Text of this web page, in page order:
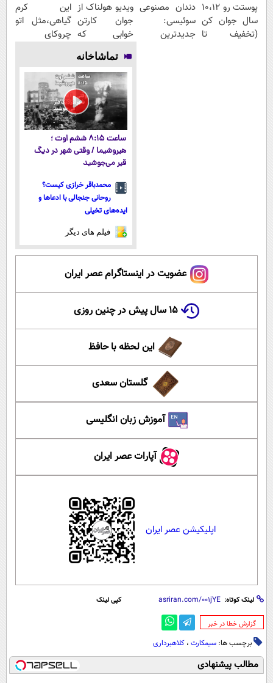
پوستت رو 10،12
سال جوان کن
(تخفیف تا
دندان مصنوعی
سوئیسی:
جدیدترین
ویدیو هولناک از
جوان کارتن
خوابی که
میلیاردر شد.
آموزش رایگان
این کرم
گیاهی،مثل اتو
چروکای
تماشاخانه
ساعت ۸:۱۵ ششم اوت ؛
هیروشیما / وقتی شهر در دیگ
قیر می‌جوشید
محمدباقر خرازی کیست؟
روحانی جنجالی با ادعاها و
ایده‌های تخیلی
فیلم های دیگر
عضویت در اینستاگرام عصر ایران
۱۵ سال پیش در چنین روزی
این لحظه با حافظ
گلستان سعدی
آموزش زبان انگلیسی
آپارات عصر ایران
اپلیکیشن عصر ایران
لینک کوتاه: کپی لینک
‌گزارش خطا در خبر
برچسب ها: سیمکارت ، کلاهبرداری
مطالب پیشنهادی